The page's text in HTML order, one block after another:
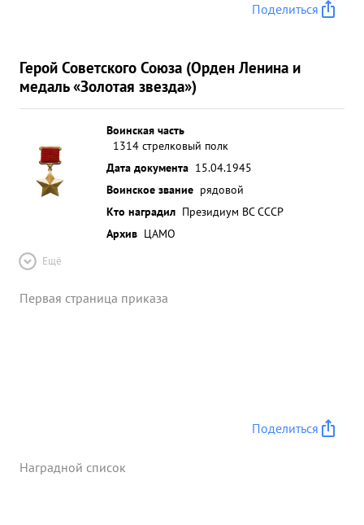
Поделиться
Герой Советского Союза (Орден Ленина и
медаль «Золотая звезда»)
Воинская часть
1314 стрелковый полк
Дата документа 15.04.1945
Воинское звание рядовой
Кто наградил Президиум ВС СССР
Архив ЦАМО
Ещё
Первая страница приказа
Поделиться
Наградной список